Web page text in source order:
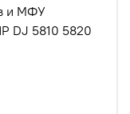
и МФУ
DJ 5810 5820